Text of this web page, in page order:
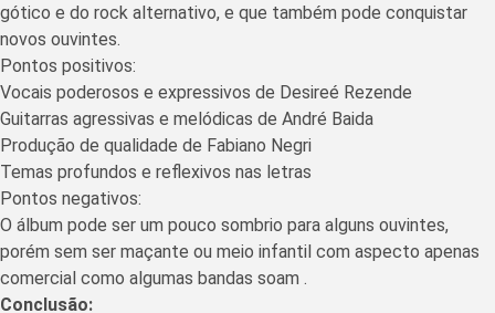
gótico e do rock alternativo, e que também pode conquistar
novos ouvintes.
Pontos positivos:
Vocais poderosos e expressivos de Desireé Rezende
Guitarras agressivas e melódicas de André Baida
Produção de qualidade de Fabiano Negri
Temas profundos e reflexivos nas letras
Pontos negativos:
O álbum pode ser um pouco sombrio para alguns ouvintes,
porém sem ser maçante ou meio infantil com aspecto apenas
comercial como algumas bandas soam .
Conclusão: